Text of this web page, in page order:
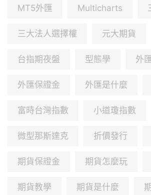
MT5外匯 Multicharts
三大法人選擇權 元大期貨
台指期夜盤 型態學 外
外匯保證金 外匯是什麼
富時台灣指數 小道瓊指數
微型那斯達克 折價發行
期貨保證金 期貨怎麼玩
期貨教學 期貨是什麼